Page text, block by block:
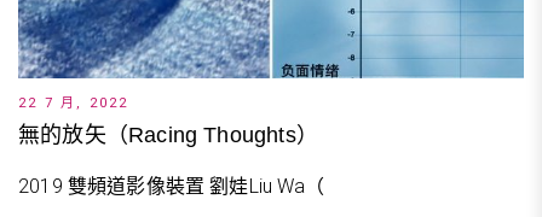
22 7 月, 2022
無的放矢（Racing Thoughts）
2019 雙頻道影像裝置 劉娃Liu Wa（